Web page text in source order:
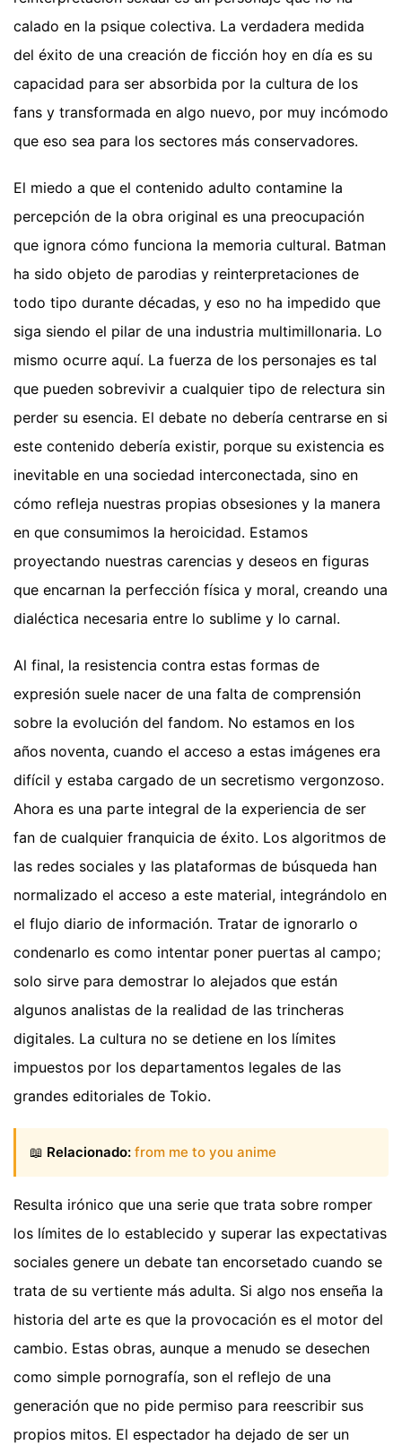
calado en la psique colectiva. La verdadera medida
del éxito de una creación de ficción hoy en día es su
capacidad para ser absorbida por la cultura de los
fans y transformada en algo nuevo, por muy incómodo
que eso sea para los sectores más conservadores.
El miedo a que el contenido adulto contamine la
percepción de la obra original es una preocupación
que ignora cómo funciona la memoria cultural. Batman
ha sido objeto de parodias y reinterpretaciones de
todo tipo durante décadas, y eso no ha impedido que
siga siendo el pilar de una industria multimillonaria. Lo
mismo ocurre aquí. La fuerza de los personajes es tal
que pueden sobrevivir a cualquier tipo de relectura sin
perder su esencia. El debate no debería centrarse en si
este contenido debería existir, porque su existencia es
inevitable en una sociedad interconectada, sino en
cómo refleja nuestras propias obsesiones y la manera
en que consumimos la heroicidad. Estamos
proyectando nuestras carencias y deseos en figuras
que encarnan la perfección física y moral, creando una
dialéctica necesaria entre lo sublime y lo carnal.
Al final, la resistencia contra estas formas de
expresión suele nacer de una falta de comprensión
sobre la evolución del fandom. No estamos en los
años noventa, cuando el acceso a estas imágenes era
difícil y estaba cargado de un secretismo vergonzoso.
Ahora es una parte integral de la experiencia de ser
fan de cualquier franquicia de éxito. Los algoritmos de
las redes sociales y las plataformas de búsqueda han
normalizado el acceso a este material, integrándolo en
el flujo diario de información. Tratar de ignorarlo o
condenarlo es como intentar poner puertas al campo;
solo sirve para demostrar lo alejados que están
algunos analistas de la realidad de las trincheras
digitales. La cultura no se detiene en los límites
impuestos por los departamentos legales de las
grandes editoriales de Tokio.
📖 Relacionado: from me to you anime
Resulta irónico que una serie que trata sobre romper
los límites de lo establecido y superar las expectativas
sociales genere un debate tan encorsetado cuando se
trata de su vertiente más adulta. Si algo nos enseña la
historia del arte es que la provocación es el motor del
cambio. Estas obras, aunque a menudo se desechen
como simple pornografía, son el reflejo de una
generación que no pide permiso para reescribir sus
propios mitos. El espectador ha dejado de ser un